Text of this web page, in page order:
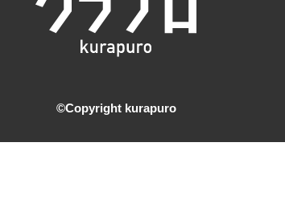
©️Copyright kurapuro